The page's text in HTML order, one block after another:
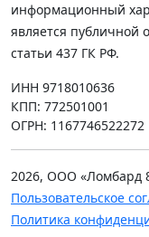
информационный
является публичной
статьи 437 ГК РФ.
ИНН 9718010636
КПП: 772501001
ОГРН: 1167746522272
2026, ООО «Ломбард
Пользовательское
Политика